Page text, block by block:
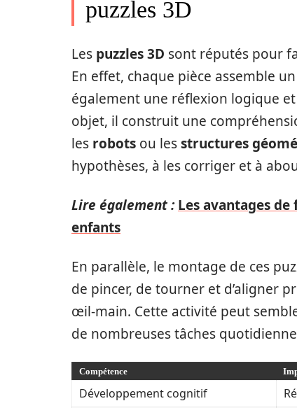
puzzles 3D
Les puzzles 3D sont réputés pour
En effet, chaque pièce assemble
également une réflexion logique
objet, il construit une
les robots ou lesstructures
hypothèses, à les corriger et à
Lire également : Les avantages
enfants
En parallèle, le montage de ces
de pincer, de tourner et d’aligner
œil-main. Cette activité peut
de nombreuses tâches
Compétence
Développement cognitif